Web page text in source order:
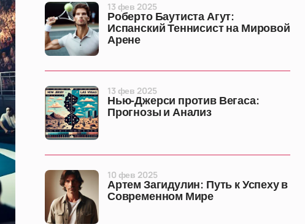
Роберто Баутиста Агут:
Испанский Теннисист на Мировой
Арене
13 фев 2025
Нью-Джерси против Вегаса:
Прогнозы и Анализ
13 фев 2025
Артем Загидулин: Путь к Успеху в
Современном Мире
10 фев 2025